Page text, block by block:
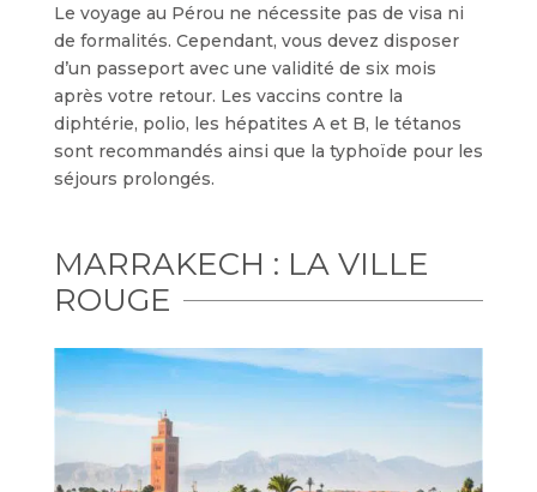
Le voyage au Pérou ne nécessite pas de visa ni
de formalités. Cependant, vous devez disposer
d’un passeport avec une validité de six mois
après votre retour. Les vaccins contre la
diphtérie, polio, les hépatites A et B, le tétanos
sont recommandés ainsi que la typhoïde pour les
séjours prolongés.
MARRAKECH : LA VILLE
ROUGE